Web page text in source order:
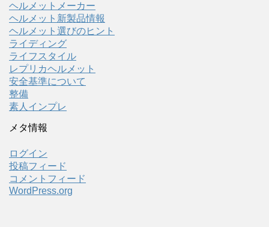
ヘルメットメーカー
ヘルメット新製品情報
ヘルメット選びのヒント
ライディング
ライフスタイル
レプリカヘルメット
安全基準について
整備
素人インプレ
メタ情報
ログイン
投稿フィード
コメントフィード
WordPress.org